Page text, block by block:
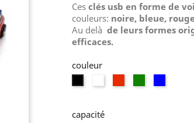
Ces clés usb en forme de
couleurs: noire, bleue,
Au delà de leurs formes
efficaces.
couleur
capacité